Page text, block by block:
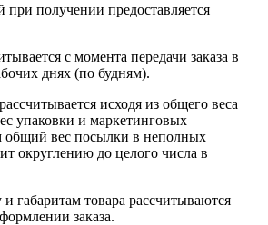
при получении предоставляется
с момента передачи заказа в
днях (по будням).
исходя из общего веса
упаковки и маркетинговых
вес посылки в неполных
округлению до целого числа в
габаритам товара рассчитываются
заказа.